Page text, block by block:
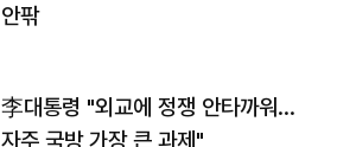
안팎
李대통령 "외교에 정쟁 안타까워…
자주 국방 가장 큰 과제"